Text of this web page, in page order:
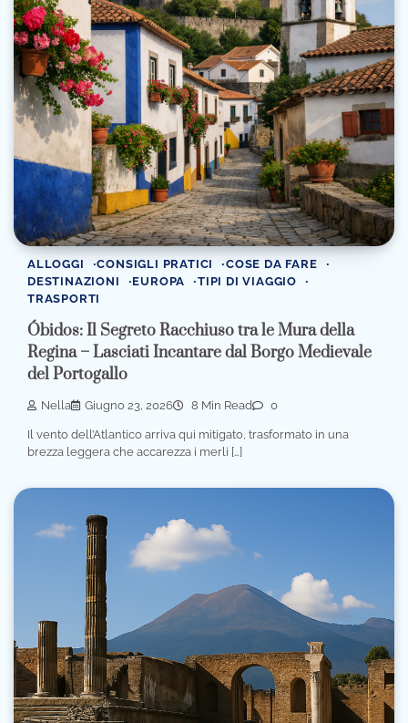
ALLOGGI CONSIGLI PRATICI
COSE DA FARE
DESTINAZIONI
EUROPA
TIPI DI VIAGGIO
TRASPORTI
Óbidos: Il Segreto Racchiuso tra le Mura della
Regina – Lasciati Incantare dal Borgo Medievale
del Portogallo
Nella Giugno 23, 2026 8 Min Read 0
Il vento dell’Atlantico arriva qui mitigato, trasformato in una
brezza leggera che accarezza i merli […]